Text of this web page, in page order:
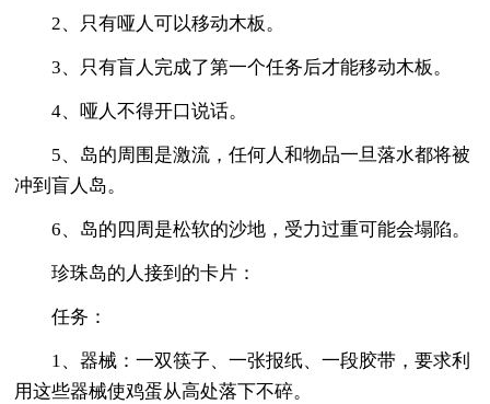
2、只有哑人可以移动木板。
3、只有盲人完成了第一个任务后才能移动木板。
4、哑人不得开口说话。
5、岛的周围是激流，任何人和物品一旦落水都将被
冲到盲人岛。
6、岛的四周是松软的沙地，受力过重可能会塌陷。
珍珠岛的人接到的卡片：
任务：
1、器械：一双筷子、一张报纸、一段胶带，要求利
用这些器械使鸡蛋从高处落下不碎。